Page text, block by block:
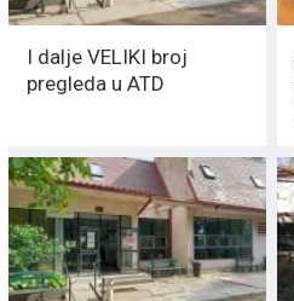
I dalje VELIKI broj
pregleda u ATD